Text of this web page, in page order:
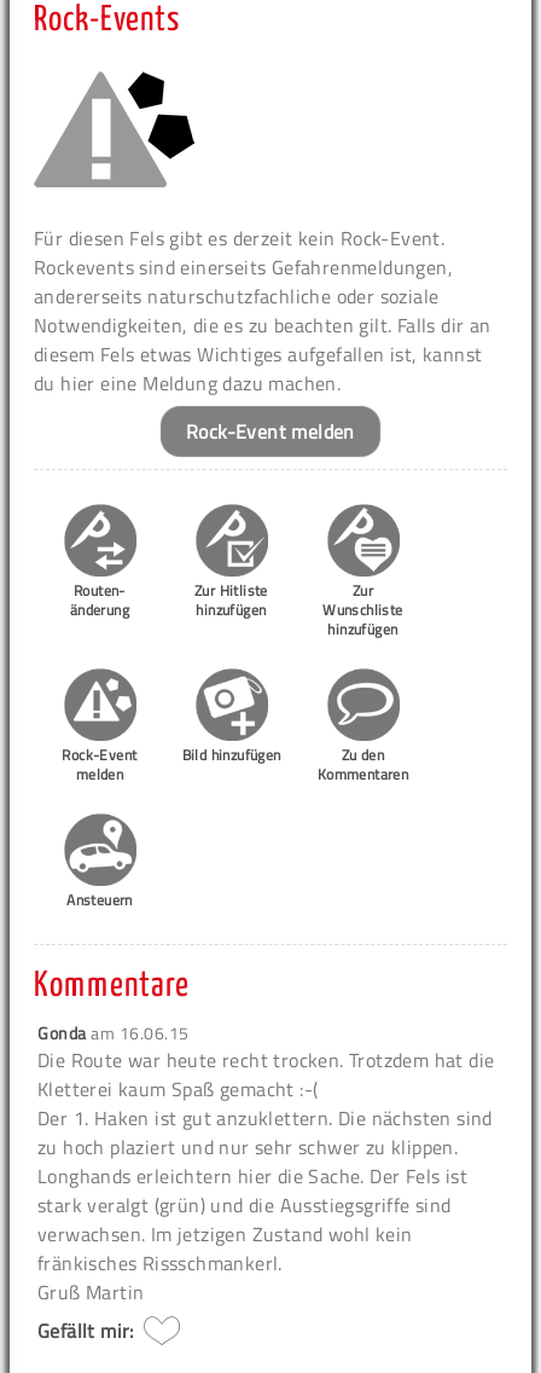
Rock-Events
Für diesen Fels gibt es derzeit kein Rock-Event.
Rockevents sind einerseits Gefahrenmeldungen,
andererseits naturschutzfachliche oder soziale
Notwendigkeiten, die es zu beachten gilt. Falls dir an
diesem Fels etwas Wichtiges aufgefallen ist, kannst
du hier eine Meldung dazu machen.
Rock-Event melden
Routen-
änderung
Zur Hitliste
hinzufügen
Zur
Wunschliste
hinzufügen
Rock-Event
melden
Bild hinzufügen
Zu den
Kommentaren
Ansteuern
Kommentare
Gondaam 16.06.15
Die Route war heute recht trocken. Trotzdem hat die
Kletterei kaum Spaß gemacht :-(
Der 1. Haken ist gut anzuklettern. Die nächsten sind
zu hoch plaziert und nur sehr schwer zu klippen.
Longhands erleichtern hier die Sache. Der Fels ist
stark veralgt (grün) und die Ausstiegsgriffe sind
verwachsen. Im jetzigen Zustand wohl kein
fränkisches Rissschmankerl.
Gruß Martin
Gefällt mir: